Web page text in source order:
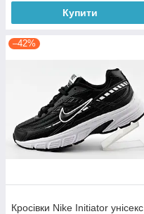
Купити
–42%
Кросівки Nike Initiator унісекс